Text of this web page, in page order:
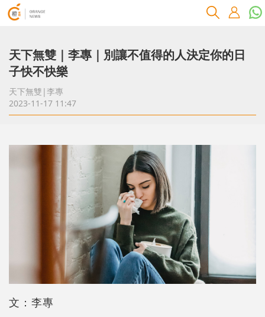
天下無雙｜李專｜別讓不值得的人決定你的日
子快不快樂
天下無雙|李專
2023-11-17 11:47
文：李專